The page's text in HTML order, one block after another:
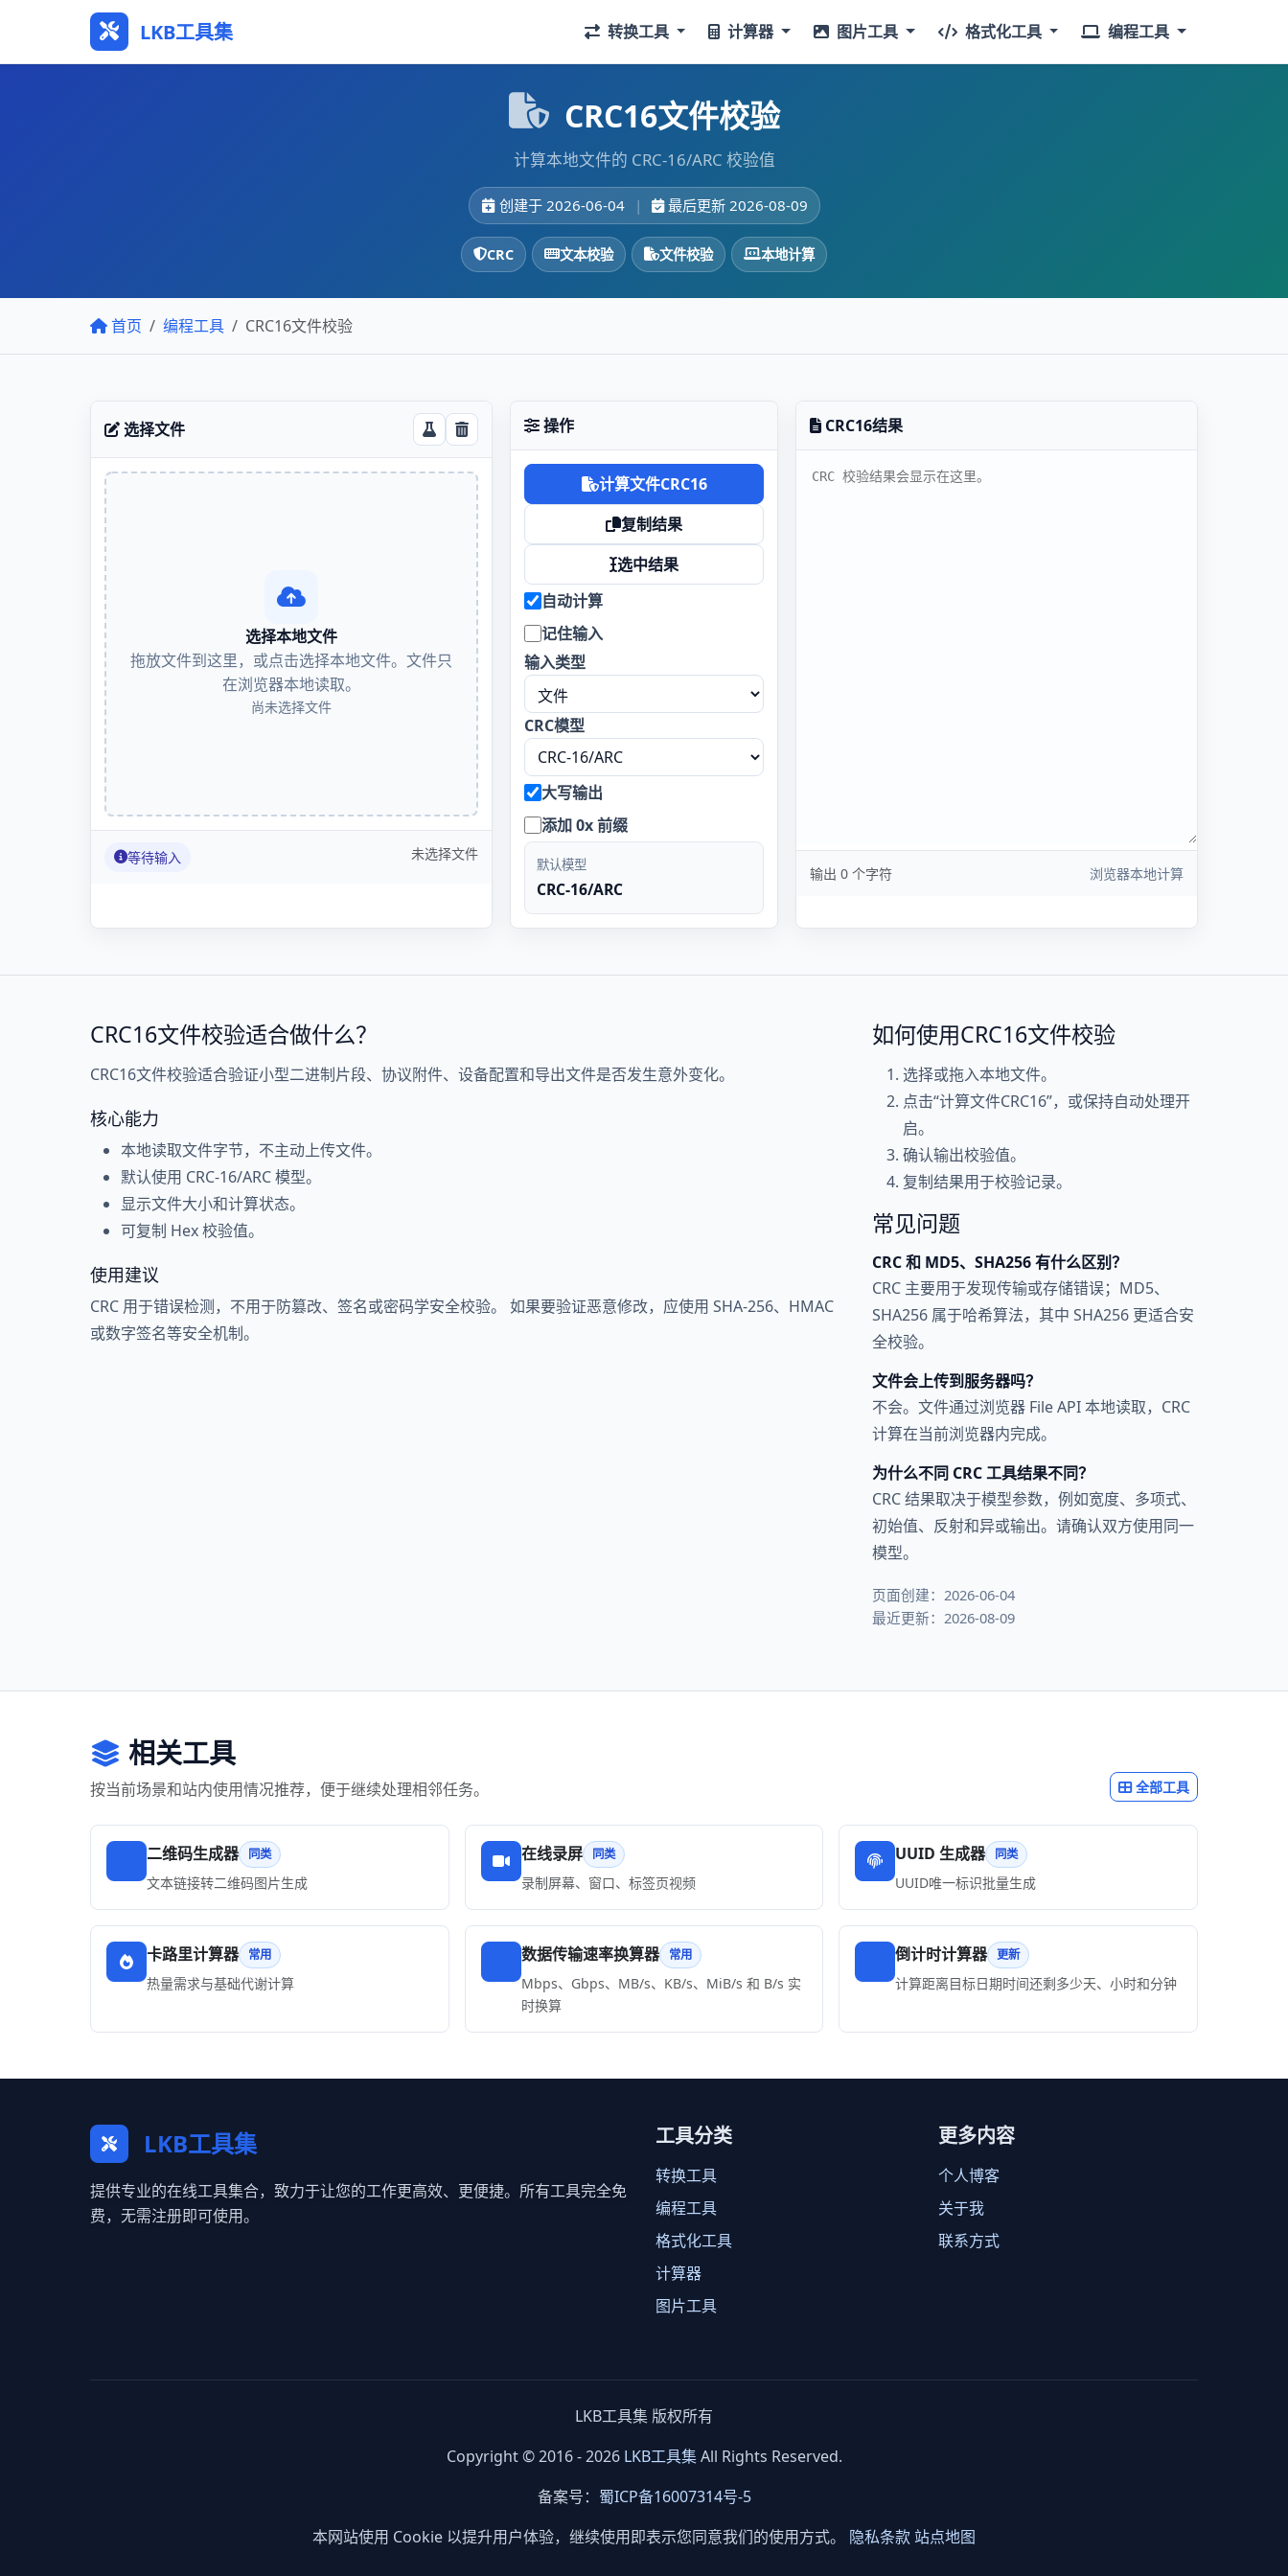
LKB工具集 转换工具 计算器 图片工具 格式化工具 编程工具
CRC16文件校验
计算本地文件的 CRC-16/ARC 校验值
创建于 2026-06-04 | 最后更新 2026-08-09
CRC 文本校验 文件校验 本地计算
首页 编程工具 CRC16文件校验
选择文件
选择本地文件
拖放文件到这里，或点击选择本地文件。文件只
在浏览器本地读取。
尚未选择文件
等待输入 未选择文件
操作
计算文件CRC16
复制结果
选中结果
自动计算
记住输入
输入类型
CRC模型
大写输出
添加 0x 前缀
默认模型
CRC-16/ARC
CRC16结果
输出 0 个字符 浏览器本地计算
CRC16文件校验适合做什么？
CRC16文件校验适合验证小型二进制片段、协议附件、设备配置和导出文件是否发生意外变化。
核心能力
本地读取文件字节，不主动上传文件。
默认使用 CRC-16/ARC 模型。
显示文件大小和计算状态。
可复制 Hex 校验值。
使用建议
CRC 用于错误检测，不用于防篡改、签名或密码学安全校验。 如果要验证恶意修改，应使用 SHA-256、HMAC
或数字签名等安全机制。
如何使用CRC16文件校验
选择或拖入本地文件。
点击“计算文件CRC16”，或保持自动处理开
启。
确认输出校验值。
复制结果用于校验记录。
常见问题
CRC 和 MD5、SHA256 有什么区别？
CRC 主要用于发现传输或存储错误；MD5、
SHA256 属于哈希算法，其中 SHA256 更适合安
全校验。
文件会上传到服务器吗？
不会。文件通过浏览器 File API 本地读取，CRC
计算在当前浏览器内完成。
为什么不同 CRC 工具结果不同？
CRC 结果取决于模型参数，例如宽度、多项式、
初始值、反射和异或输出。请确认双方使用同一
模型。
页面创建：2026-06-04
最近更新：2026-08-09
相关工具
按当前场景和站内使用情况推荐，便于继续处理相邻任务。 全部工具
二维码生成器 同类
文本链接转二维码图片生成
在线录屏 同类
录制屏幕、窗口、标签页视频
UUID 生成器 同类
UUID唯一标识批量生成
卡路里计算器 常用
热量需求与基础代谢计算
数据传输速率换算器 常用
Mbps、Gbps、MB/s、KB/s、MiB/s 和 B/s 实
时换算
倒计时计算器 更新
计算距离目标日期时间还剩多少天、小时和分钟
LKB工具集
提供专业的在线工具集合，致力于让您的工作更高效、更便捷。所有工具完全免
费，无需注册即可使用。
工具分类
转换工具
编程工具
格式化工具
计算器
图片工具
更多内容
个人博客
关于我
联系方式
LKB工具集 版权所有
Copyright © 2016 - 2026 LKB工具集All Rights Reserved.
备案号： 蜀ICP备16007314号-5
本网站使用 Cookie 以提升用户体验，继续使用即表示您同意我们的使用方式。 隐私条款 站点地图